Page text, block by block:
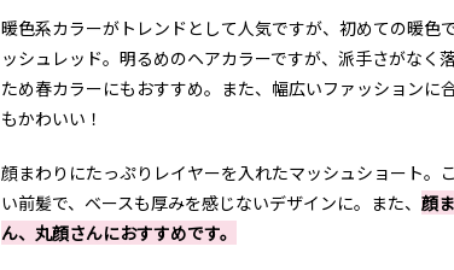
暖色系カラーがトレンドとして人気ですが、初めての暖色
ッシュレッド。明るめのヘアカラーですが、派手さがなく
ため春カラーにもおすすめ。また、幅広いファッションに
もかわいい！
顔まわりにたっぷりレイヤーを入れたマッシュショート。
い前髪で、ベースも厚みを感じないデザインに。また、 顔
ん、丸顔さんにおすすめです。